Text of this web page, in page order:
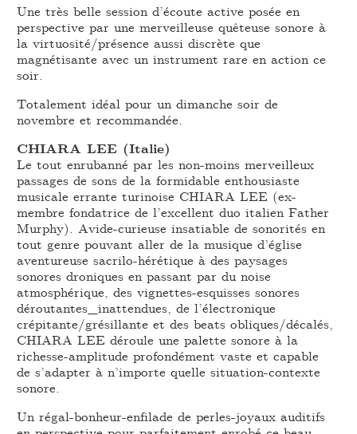
Une très belle session d’écoute active posée en
perspective par une merveilleuse quêteuse sonore à
la virtuosité/présence aussi discrète que
magnétisante avec un instrument rare en action ce
soir.
Totalement idéal pour un dimanche soir de
novembre et recommandée.
CHIARA LEE (Italie)
Le tout enrubanné par les non-moins merveilleux
passages de sons de la formidable enthousiaste
musicale errante turinoise CHIARA LEE (ex-
membre fondatrice de l’excellent duo italien Father
Murphy). Avide-curieuse insatiable de sonorités en
tout genre pouvant aller de la musique d’église
aventureuse sacrilo-hérétique à des paysages
sonores droniques en passant par du noise
atmosphérique, des vignettes-esquisses sonores
déroutantes_inattendues, de l’électronique
crépitante/grésillante et des beats obliques/décalés,
CHIARA LEE déroule une palette sonore à la
richesse-amplitude profondément vaste et capable
de s’adapter à n’importe quelle situation-contexte
sonore.
Un régal-bonheur-enfilade de perles-joyaux auditifs